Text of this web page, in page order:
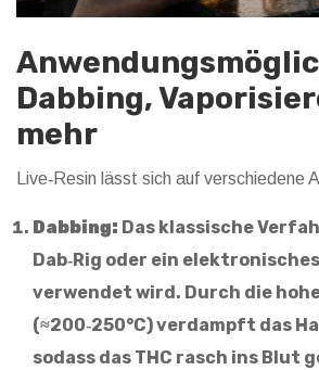
Dabbing,
mehr
Live‑Resin lässt sich auf verschiedene
Dabbing: Das klassische
Dab‑Rig oder ein elektronisches
verwendet wird. Durch die
(≈200‑250°C) verdampft das
sodass das THC rasch ins Blut